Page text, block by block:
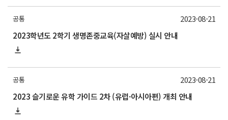
공통
2023학년도 2학기 생명존중교육(자살예방) 실시 안내
2023-08-21
공통
2023 슬기로운 유학 가이드 2차 (유럽·아시아편) 개최 안내
2023-08-21